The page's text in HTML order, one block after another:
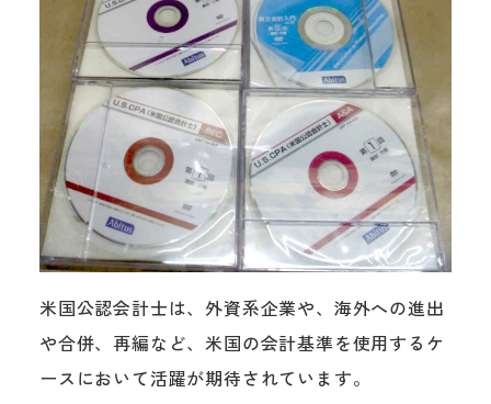
米国公認会計士は、外資系企業や、海外への進出
や合併、再編など、米国の会計基準を使用するケ
ースにおいて活躍が期待されています。